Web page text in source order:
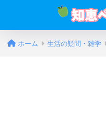
ホーム 生活の疑問・雑学